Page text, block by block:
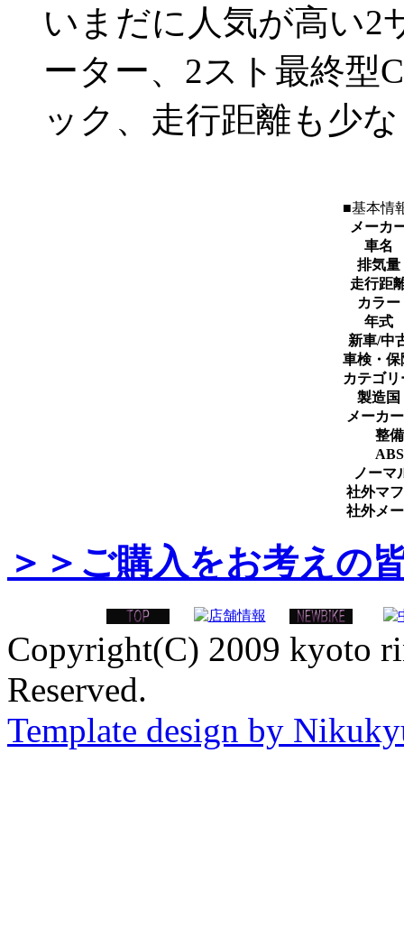
いまだに人気が高い2
ーター、2スト最終型
ック、走行距離も少
■基本情
メーカ
車名
排気量
走行距
カラー
年式
新車/中
車検・保
カテゴリ
製造国
メーカ
整備
ABS
ノーマ
社外マ
社外メ
＞＞ご購入をお考えの
Copyright(C) 2009 kyoto
Reserved.
Template design by